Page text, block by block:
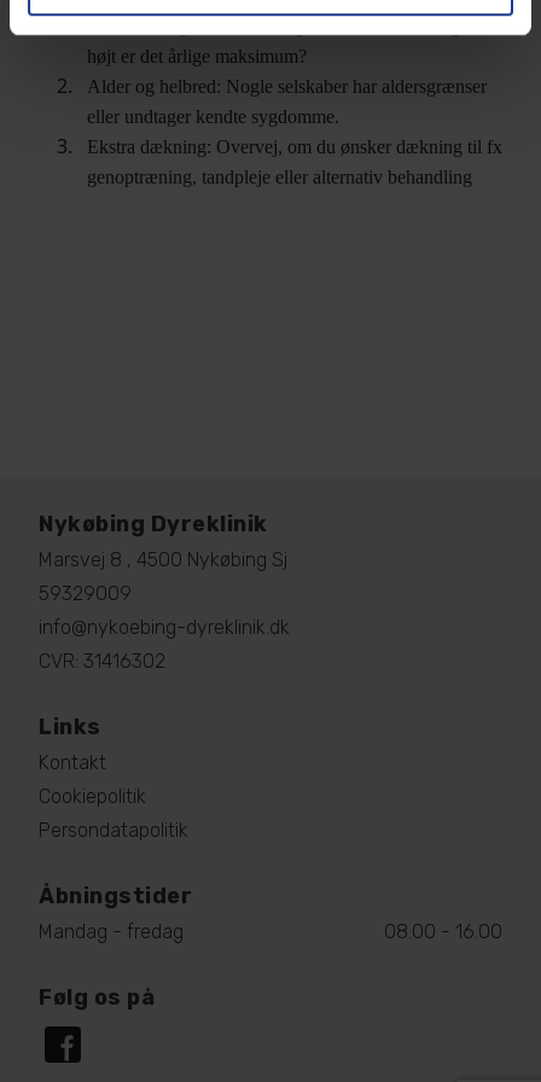
højt er det årlige maksimum?
Alder og helbred: Nogle selskaber har aldersgrænser
eller undtager kendte sygdomme.
Ekstra dækning: Overvej, om du ønsker dækning til fx
genoptræning, tandpleje eller alternativ behandling
Nykøbing Dyreklinik
Marsvej 8 , 4500 Nykøbing Sj
59329009
info@nykoebing-dyreklinik.dk
CVR: 31416302
Links
Kontakt
Cookiepolitik
Persondatapolitik
Åbningstider
Mandag - fredag 08.00 - 16.00
Følg os på